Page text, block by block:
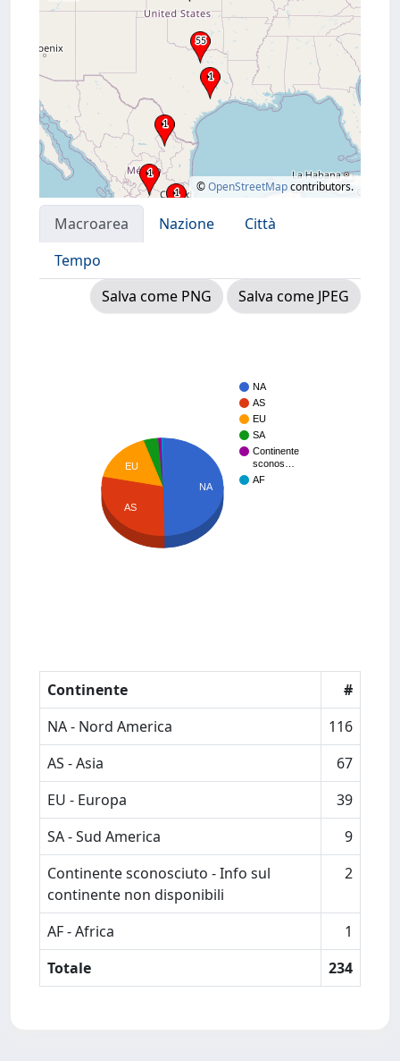
©OpenStreetMapcontributors.
Macroarea Nazione
Città
Tempo
Salva come PNG
Salva come JPEG
NA
AS
EU
SA
Continente
sconos…
AF
NA
EU
AS
Continente
#
NA - Nord America
116
AS - Asia
67
EU - Europa
39
SA - Sud America
9
Continente sconosciuto - Info sul
continente non disponibili
2
AF - Africa
1
Totale
234